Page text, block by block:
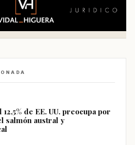
de EE. UU. preocupa por
salmón austral y